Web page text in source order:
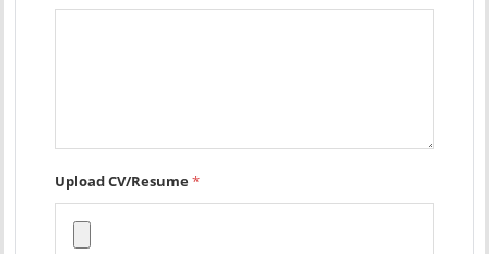
Upload CV/Resume*